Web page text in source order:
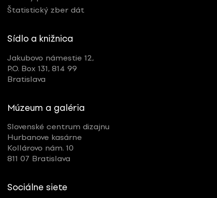
Štatistický zber dát
Sídlo a knižnica
Jakubovo námestie 12,
P.O. Box 131, 814 99
Bratislava
Múzeum a galéria
Slovenské centrum dizajnu
Hurbanove kasárne
Kollárovo nám. 10
811 07 Bratislava
Sociálne siete